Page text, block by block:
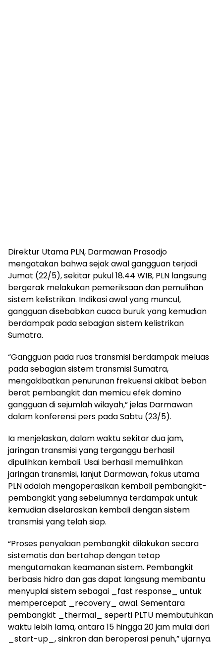
Direktur Utama PLN, Darmawan Prasodjo
mengatakan bahwa sejak awal gangguan terjadi
Jumat (22/5), sekitar pukul 18.44 WIB, PLN langsung
bergerak melakukan pemeriksaan dan pemulihan
sistem kelistrikan. Indikasi awal yang muncul,
gangguan disebabkan cuaca buruk yang kemudian
berdampak pada sebagian sistem kelistrikan
Sumatra.
“Gangguan pada ruas transmisi berdampak meluas
pada sebagian sistem transmisi Sumatra,
mengakibatkan penurunan frekuensi akibat beban
berat pembangkit dan memicu efek domino
gangguan di sejumlah wilayah,” jelas Darmawan
dalam konferensi pers pada Sabtu (23/5).
Ia menjelaskan, dalam waktu sekitar dua jam,
jaringan transmisi yang terganggu berhasil
dipulihkan kembali. Usai berhasil memulihkan
jaringan transmisi, lanjut Darmawan, fokus utama
PLN adalah mengoperasikan kembali pembangkit-
pembangkit yang sebelumnya terdampak untuk
kemudian diselaraskan kembali dengan sistem
transmisi yang telah siap.
“Proses penyalaan pembangkit dilakukan secara
sistematis dan bertahap dengan tetap
mengutamakan keamanan sistem. Pembangkit
berbasis hidro dan gas dapat langsung membantu
menyuplai sistem sebagai _fast response_ untuk
mempercepat _recovery_ awal. Sementara
pembangkit _thermal_ seperti PLTU membutuhkan
waktu lebih lama, antara 15 hingga 20 jam mulai dari
_start-up_, sinkron dan beroperasi penuh,” ujarnya.